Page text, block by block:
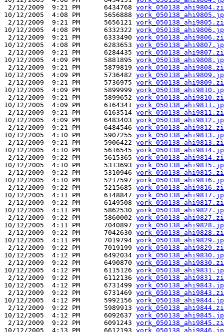
2/12/2009  9:21 PM      6434768
10/12/2005  4:08 PM      5656888
2/12/2009  9:21 PM      5656121
10/12/2005  4:08 PM      6332322
2/12/2009  9:21 PM      6333490
10/12/2005  4:08 PM      6283653
2/12/2009  9:21 PM      6284435
10/12/2005  4:09 PM      5881895
2/12/2009  9:21 PM      5879819
10/12/2005  4:09 PM      5736482
2/12/2009  9:21 PM      5736975
10/12/2005  4:09 PM      5899999
2/12/2009  9:21 PM      5899652
10/12/2005  4:09 PM      6164341
2/12/2009  9:21 PM      6163514
10/12/2005  4:09 PM      6483403
2/12/2009  9:21 PM      6484546
10/12/2005  4:10 PM      5907255
2/12/2009  9:21 PM      5906422
10/12/2005  4:10 PM      5616545
2/12/2009  9:22 PM      5615365
10/12/2005  4:10 PM      5313693
2/12/2009  9:22 PM      5310946
10/12/2005  4:10 PM      5217597
2/12/2009  9:22 PM      5215685
10/12/2005  4:11 PM      6148847
2/12/2009  9:22 PM      6149508
10/12/2005  4:11 PM      5862530
2/12/2009  9:22 PM      5860002
10/12/2005  4:11 PM      7040897
2/12/2009  9:22 PM      7042630
10/12/2005  4:11 PM      7019794
2/12/2009  9:22 PM      7019199
10/12/2005  4:12 PM      6492034
2/12/2009  9:22 PM      6490870
10/12/2005  4:12 PM      6115126
2/12/2009  9:22 PM      6112136
10/12/2005  4:12 PM      6731499
2/12/2009  9:22 PM      6731469
10/12/2005  4:12 PM      5992156
2/12/2009  9:22 PM      5989913
10/12/2005  4:12 PM      6092637
2/12/2009  9:22 PM      6091243
10/12/2005  4:13 PM      6612193